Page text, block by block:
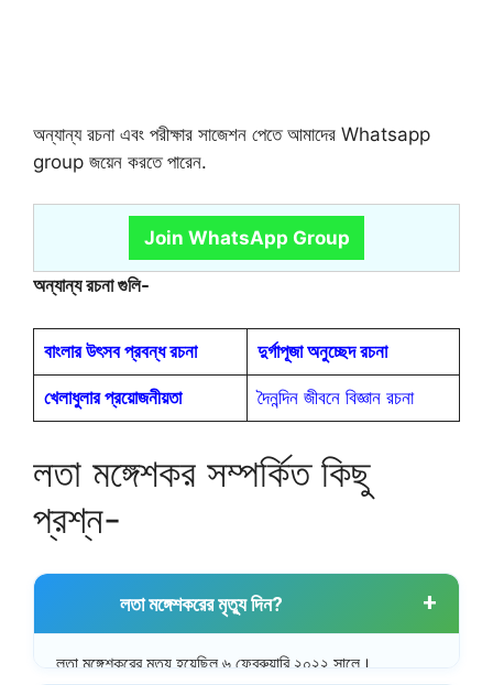
অন্যান্য রচনা এবং পরীক্ষার সাজেশন পেতে আমাদের Whatsapp
group জয়েন করতে পারেন.
Join WhatsApp Group
অন্যান্য রচনা গুলি-
বাংলার উৎসব প্রবন্ধ রচনা দুর্গাপূজা অনুচ্ছেদ রচনা
খেলাধুলার প্রয়োজনীয়তা দৈনন্দিন জীবনে বিজ্ঞান রচনা
লতা মঙ্গেশকর সম্পর্কিত কিছু
প্রশ্ন-
লতা মঙ্গেশকরের মৃত্যু দিন?
লতা মঙ্গেশকরের মৃত্যু হয়েছিল ৬ ফেব্রুয়ারি ২০২২ সালে।